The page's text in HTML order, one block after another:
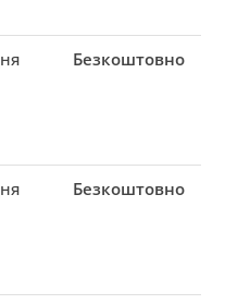
Безкоштовно
Безкоштовно